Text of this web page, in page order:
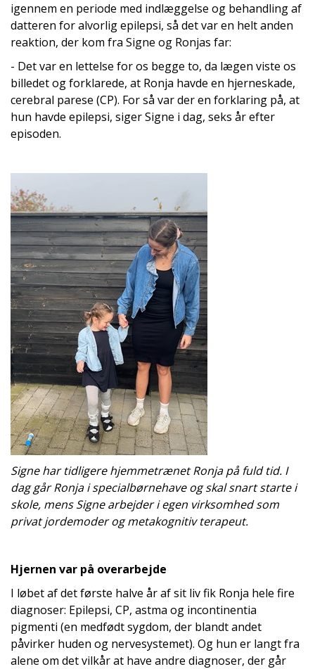
igennem en periode med indlæggelse og behandling af
datteren for alvorlig epilepsi, så det var en helt anden
reaktion, der kom fra Signe og Ronjas far:
- Det var en lettelse for os begge to, da lægen viste os
billedet og forklarede, at Ronja havde en hjerneskade,
cerebral parese (CP). For så var der en forklaring på, at
hun havde epilepsi, siger Signe i dag, seks år efter
episoden.
Signe har tidligere hjemmetrænet Ronja på fuld tid. I
dag går Ronja i specialbørnehave og skal snart starte i
skole, mens Signe arbejder i egen virksomhed som
privat jordemoder og metakognitiv terapeut.
Hjernen var på overarbejde
I løbet af det første halve år af sit liv fik Ronja hele fire
diagnoser: Epilepsi, CP, astma og incontinentia
pigmenti (en medfødt sygdom, der blandt andet
påvirker huden og nervesystemet). Og hun er langt fra
alene om det vilkår at have andre diagnoser, der går